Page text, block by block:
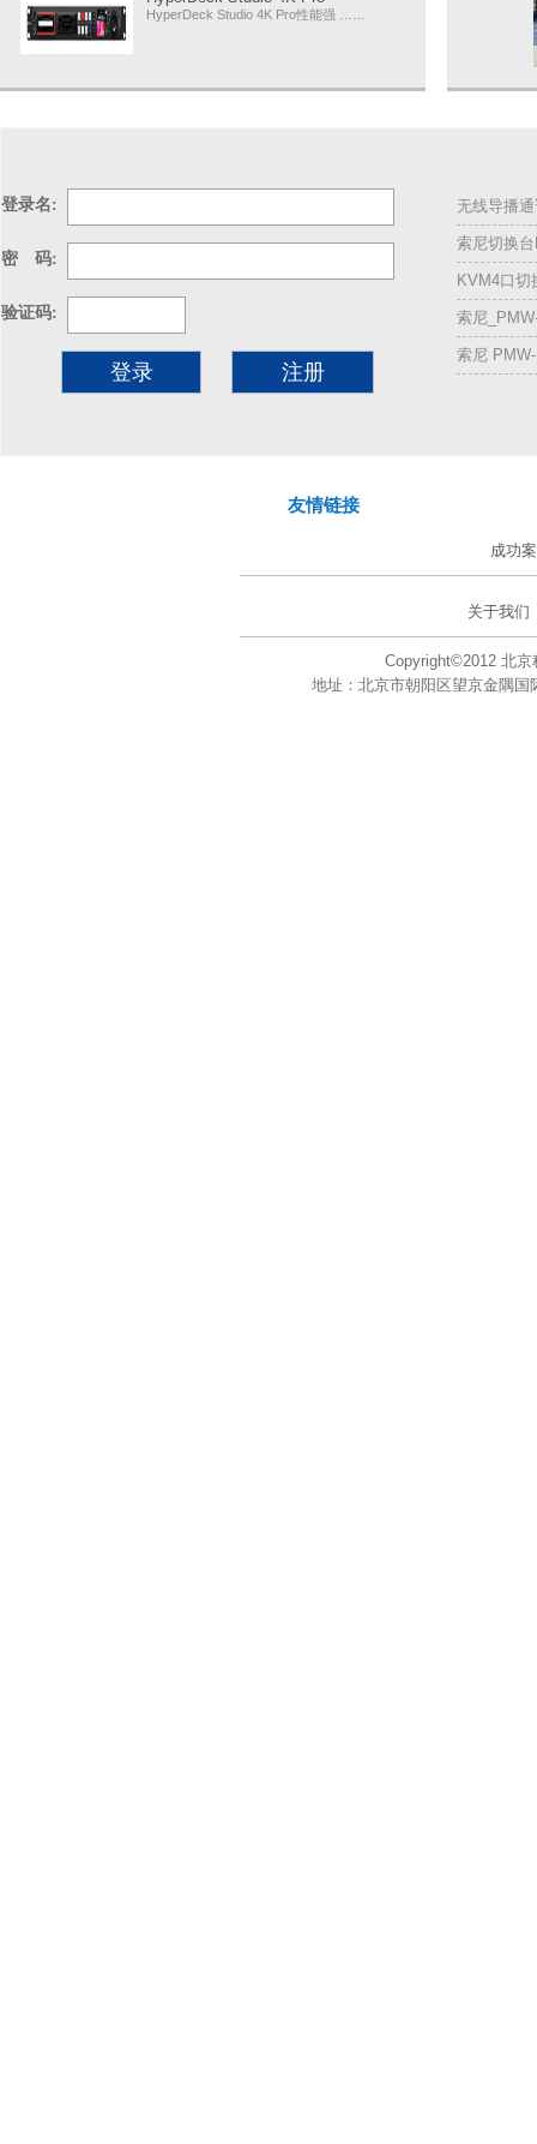
HyperDeck Studio 4K Pro性能强 ……
登录名:
密 码:
验证码:
注册
无线导播
索尼切换
KVM4口切
索尼
索尼
友情链接
成功
关于我们
Copyright©2012 北
地址：北京市朝阳区望京金隅国